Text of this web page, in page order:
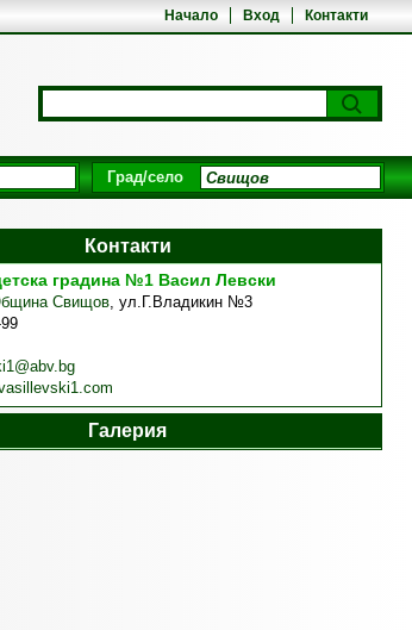
Начало Вход Контакти
Град/село
Контакти
градина №1 Васил Левски
Свищов, ул.Г.Владикин №3
Галерия